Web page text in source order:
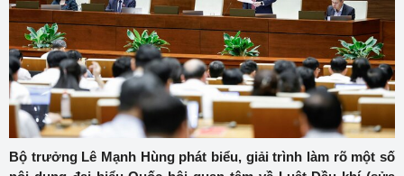
Bộ trưởng Lê Mạnh Hùng phát biểu, giải trình làm rõ một số